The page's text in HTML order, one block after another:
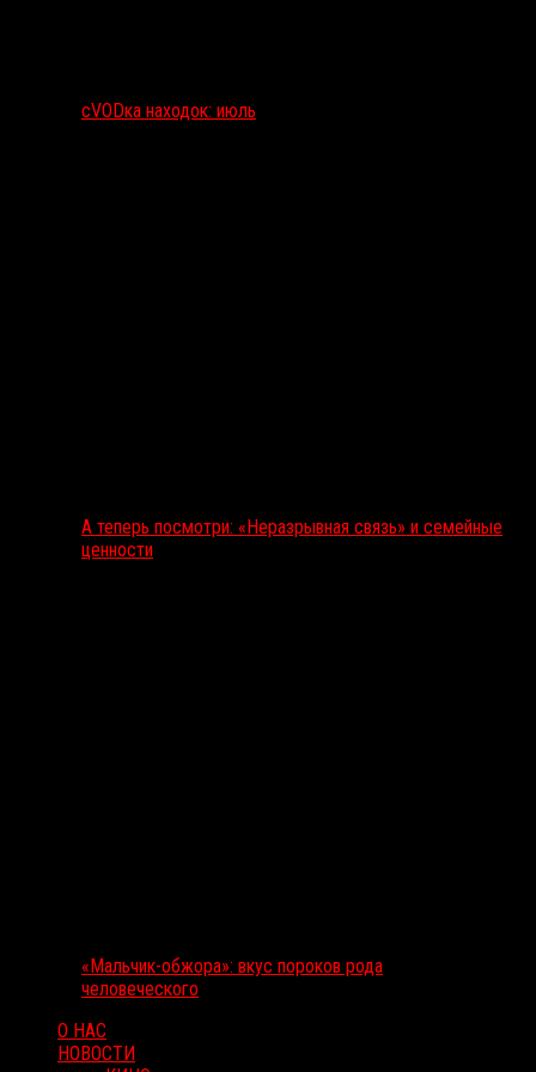
сVODка находок: июль
А теперь посмотри: «Неразрывная связь» и семейные
ценности
«Мальчик-обжора»: вкус пороков рода
человеческого
О НАС
НОВОСТИ